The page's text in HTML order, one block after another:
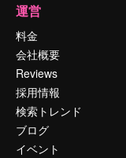
運営
料金
会社概要
Reviews
採用情報
検索トレンド
ブログ
イベント